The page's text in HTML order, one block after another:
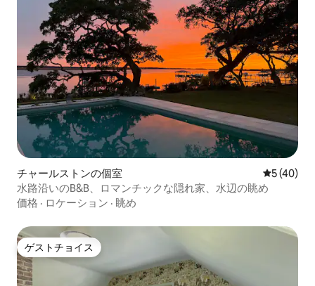
チャールストンの個室 レビュー
5 (40)
水路沿いのB&B、ロマンチックな隠れ家、水辺の眺め
価格 · ロケーション · 眺め
ゲストチョイス
ゲストチョイス